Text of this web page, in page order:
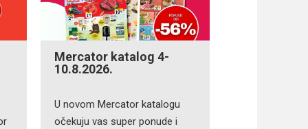
Mercator katalog 4-
10.8.2026.
U novom Mercator katalogu
očekuju vas super ponude i